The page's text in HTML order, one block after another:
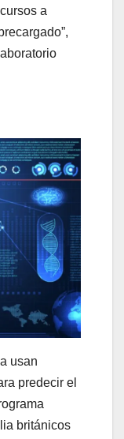
a
usan
predecir el
británicos